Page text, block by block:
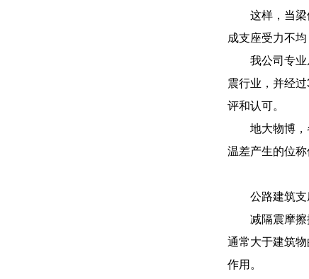
这样，当
成支座受力不
我公司专
震行业，并经
评和认可。
地大物博
温差产生的位
公路建筑
减隔震摩
通常大于建筑
作用。